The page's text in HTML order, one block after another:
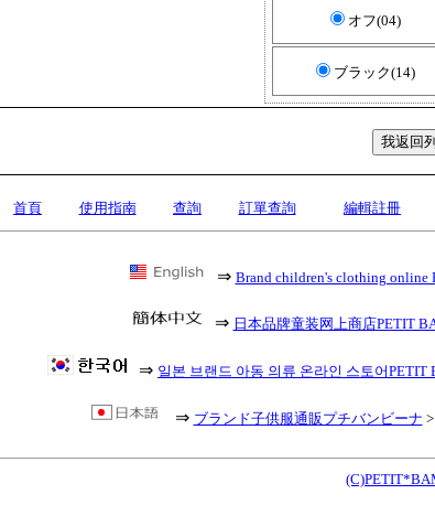
オフ(04)
ブラック(14)
首頁 使用指南 查詢 訂單查詢 編輯註冊
⇒ Brand children's clothing online
⇒ 日本品牌童装网上商店PETIT
⇒ 일본 브랜드 아동 의류 온라인 스토어PETIT
⇒ ブランド子供服通販プチバンビーナ >